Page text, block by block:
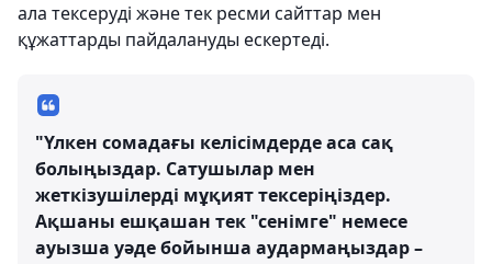
ала тексеруді және тек ресми сайттар мен
құжаттарды пайдалануды ескертеді.
"Үлкен сомадағы келісімдерде аса сақ
болыңыздар. Сатушылар мен
жеткізушілерді мұқият тексеріңіздер.
Ақшаны ешқашан тек "сенімге" немесе
ауызша уәде бойынша аудармаңыздар –